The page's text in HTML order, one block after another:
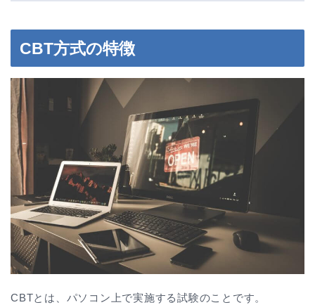
CBT方式の特徴
CBTとは、パソコン上で実施する試験のことです。